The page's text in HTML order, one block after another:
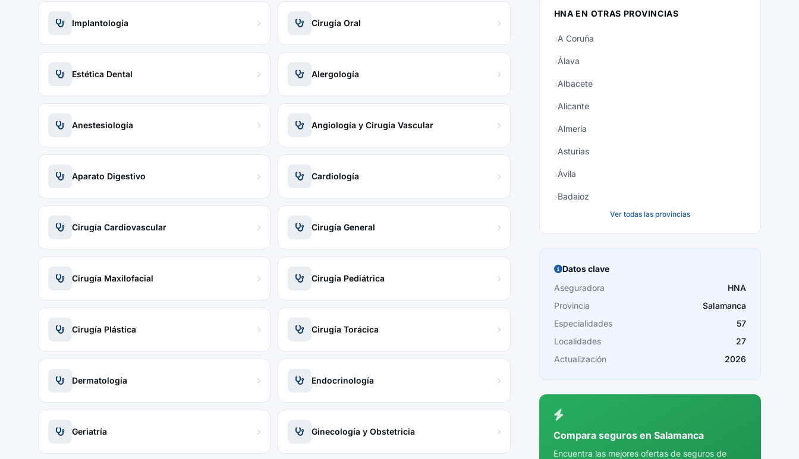
Implantología Cirugía Oral
Estética Dental Alergología
Anestesiología Angiología y Cirugía Vascular
Aparato Digestivo Cardiología
Cirugía Cardiovascular Cirugía General
Cirugía Maxilofacial Cirugía Pediátrica
Cirugía Plástica Cirugía Torácica
Dermatología Endocrinología
Geriatría Ginecología y Obstetricia
HNA EN OTRAS PROVINCIAS
A Coruña
Álava
Albacete
Alicante
Almería
Asturias
Ávila
Badajoz
Burgos
Cáceres
Cádiz
Cantabria
Castellón
Córdoba
Cuenca
Ver todas las provincias
Datos clave
Aseguradora
HNA
Provincia
Salamanca
Especialidades
57
Localidades
27
Actualización
2026
Compara seguros en Salamanca
Encuentra las mejores ofertas de seguros de